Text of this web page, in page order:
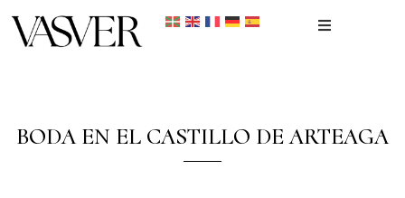
Recién nacidos
BODA EN EL CASTILLO DE ARTEAGA